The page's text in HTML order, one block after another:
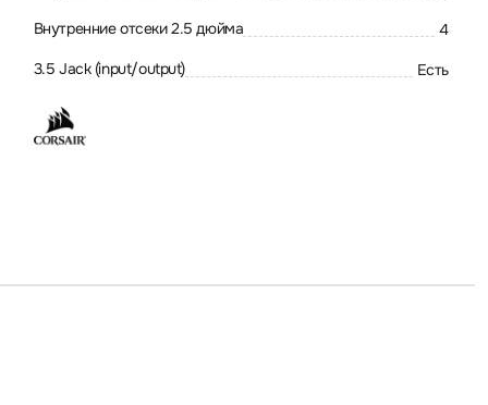
Внутренние отсеки 2.5 дюйма 4
3.5 Jack (input/output) Есть